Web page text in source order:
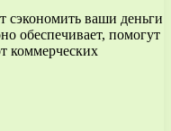
сэкономить ваши деньги
обеспечивает, помогут
коммерческих